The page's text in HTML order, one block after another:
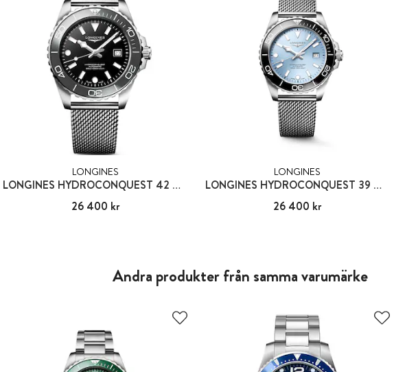
LONGINES
LONGINES HYDROCONQUEST 42 MM
Pris:26 400 kr
26 400 kr
LONGINES
LONGINES HYDROCONQUEST 39 MM
Pris:26 400 kr
26 400 kr
Andra produkter från samma varumärke